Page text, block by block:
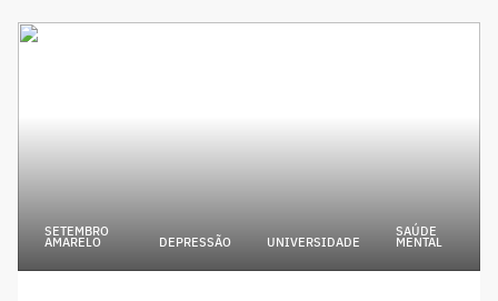
SETEMBRO
AMARELO
DEPRESSÃO UNIVERSIDADE
SAÚDE
MENTAL